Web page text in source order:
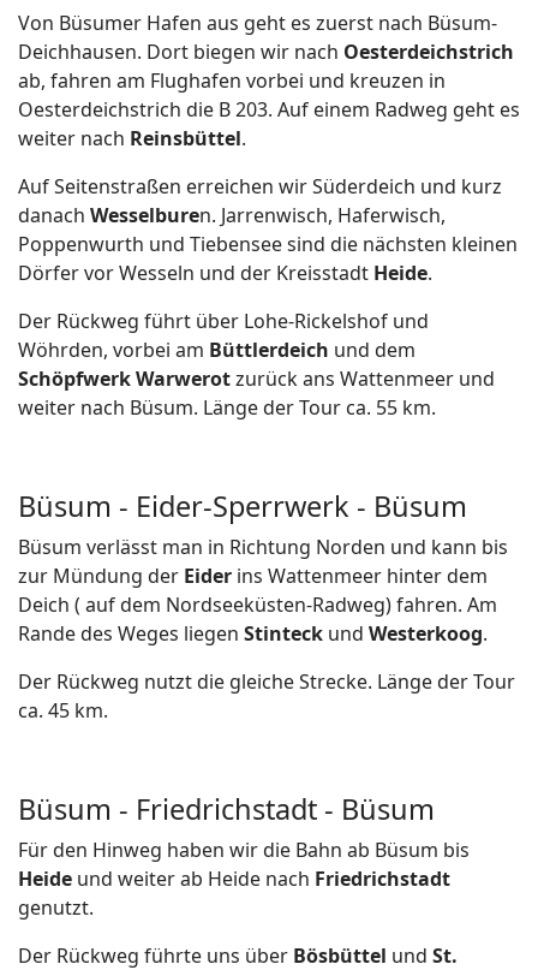
Von Büsumer Hafen aus geht es zuerst nach Büsum-
Deichhausen. Dort biegen wir nach Oesterdeichstrich
ab, fahren am Flughafen vorbei und kreuzen in
Oesterdeichstrich die B 203. Auf einem Radweg geht es
weiter nach Reinsbüttel.
Auf Seitenstraßen erreichen wir Süderdeich und kurz
danach Wesselburen. Jarrenwisch, Haferwisch,
Poppenwurth und Tiebensee sind die nächsten kleinen
Dörfer vor Wesseln und der Kreisstadt Heide.
Der Rückweg führt über Lohe-Rickelshof und
Wöhrden, vorbei am Büttlerdeich und dem
Schöpfwerk Warwerotzurück ans Wattenmeer und
weiter nach Büsum. Länge der Tour ca. 55 km.
Büsum - Eider-Sperrwerk - Büsum
Büsum verlässt man in Richtung Norden und kann bis
zur Mündung der Eider ins Wattenmeer hinter dem
Deich ( auf dem Nordseeküsten-Radweg) fahren. Am
Rande des Weges liegen Stinteck und Westerkoog.
Der Rückweg nutzt die gleiche Strecke. Länge der Tour
ca. 45 km.
Büsum - Friedrichstadt - Büsum
Für den Hinweg haben wir die Bahn ab Büsum bis
Heide und weiter ab Heide nach Friedrichstadt
genutzt.
Der Rückweg führte uns über Bösbüttel und St.